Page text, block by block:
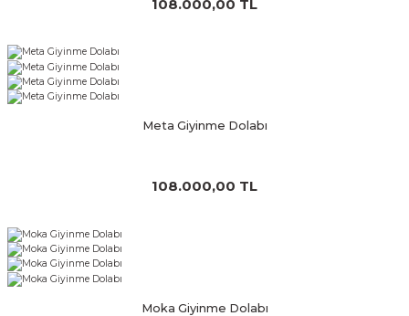
108.000,00 TL
Meta Giyinme Dolabı
108.000,00 TL
Moka Giyinme Dolabı